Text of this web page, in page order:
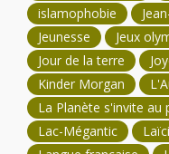
islamophobie
Jeunesse
Jeux
Jour de la terre
Kinder Morgan
La Planète s'invite au
Lac-Mégantic